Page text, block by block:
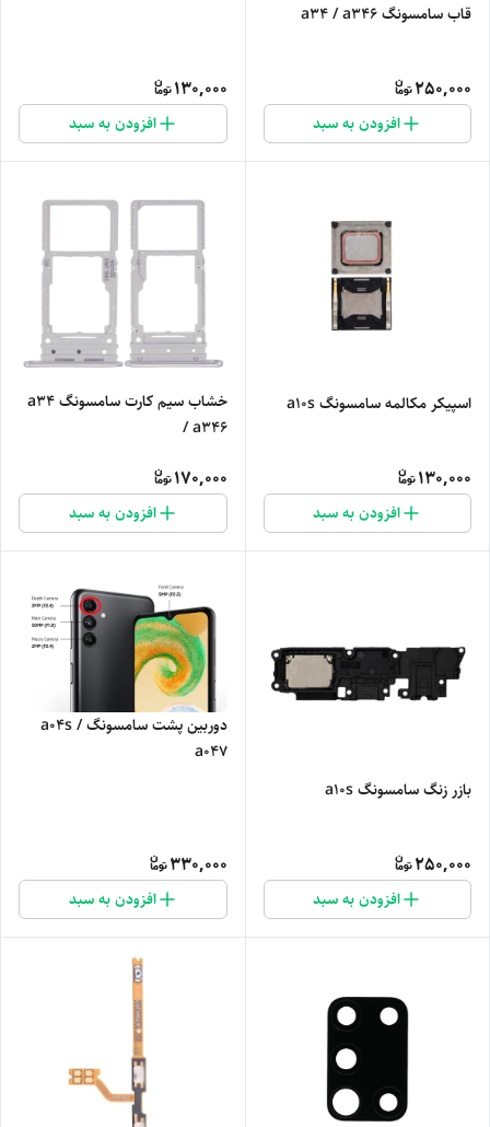
قاب سامسونگ a34 / a346
250,000
افزودن به سبد
130,000
افزودن به سبد
اسپیکر مکالمه سامسونگ a10s
130,000
افزودن به سبد
خشاب سیم کارت سامسونگ a34
/ a346
170,000
افزودن به سبد
بازر زنگ سامسونگ a10s
250,000
افزودن به سبد
دوربین پشت سامسونگ a04s /
a047
330,000
افزودن به سبد